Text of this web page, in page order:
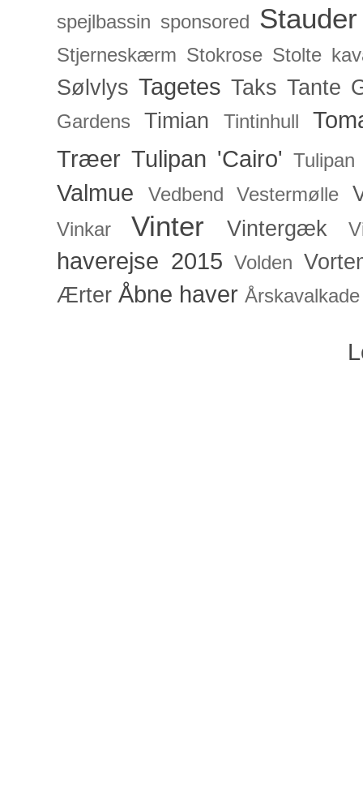
spejlbassin sponsored Stauder
Stjerneskærm Stokrose Stolte
Sølvlys Tagetes Taks Tante
Gardens Timian Tintinhull
Træer Tulipan 'Cairo'
Valmue Vedbend Vestermølle
Vinkar Vinter Vintergæk
haverejse 2015 Volden
Ærter Åbne haver Årskavalkade